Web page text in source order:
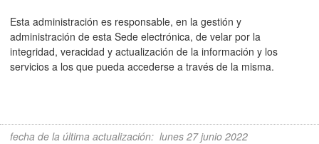
Esta administración es responsable, en la gestión y
administración de esta Sede electrónica, de velar por la
integridad, veracidad y actualización de la información y los
servicios a los que pueda accederse a través de la misma.
fecha de la última actualización: lunes 27 junio 2022